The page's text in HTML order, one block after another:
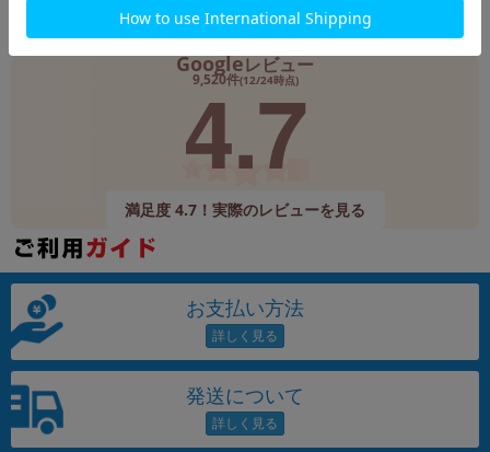
Googleレビュー
9,520件(12/24時点)
4.7
満足度 4.7！実際のレビューを見る
お支払い方法
発送について